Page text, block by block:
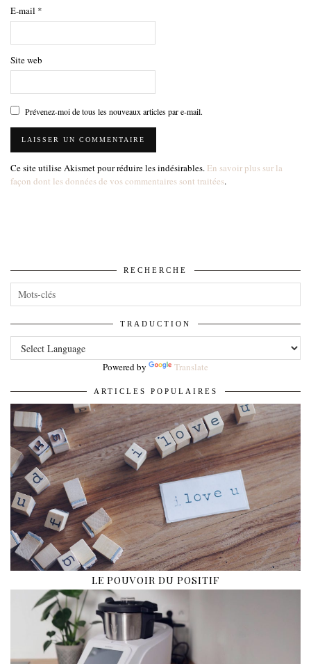
E-mail *
Site web
Prévenez-moi de tous les nouveaux articles par e-mail.
Ce site utilise Akismet pour réduire les indésirables. En savoir plus sur la
façon dont les données de vos commentaires sont traitées.
RECHERCHE
TRADUCTION
Powered by Translate
ARTICLES POPULAIRES
LE POUVOIR DU POSITIF